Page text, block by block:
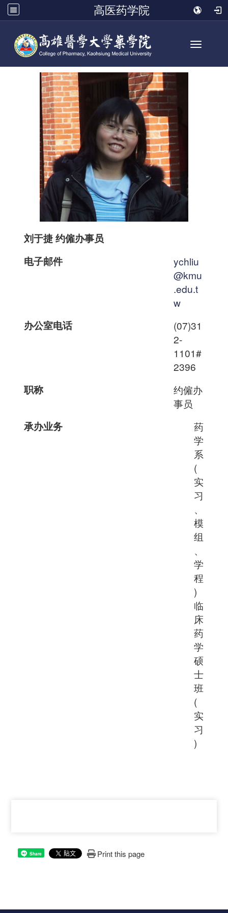
高医药学院
Toggle
刘于捷 约僱办事员
电子邮件
ychliu
@kmu
.edu.t
w
办公室电话
(07)31
2-
1101#
2396
职称
约僱办
事员
承办业务
药
学
系
(
实
习
、
模
组
、
学
程
)
临
床
药
学
硕
士
班
(
实
习
)
Share Print this page